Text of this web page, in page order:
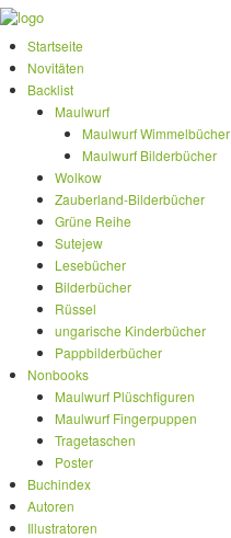
Startseite
Novitäten
Backlist
Maulwurf
Maulwurf Wimmelbücher
Maulwurf Bilderbücher
Wolkow
Zauberland-Bilderbücher
Grüne Reihe
Sutejew
Lesebücher
Bilderbücher
Rüssel
ungarische Kinderbücher
Pappbilderbücher
Nonbooks
Maulwurf Plüschfiguren
Maulwurf Fingerpuppen
Tragetaschen
Poster
Buchindex
Autoren
Illustratoren